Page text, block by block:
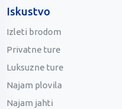
Iskustvo
Izleti brodom
Privatne ture
Luksuzne ture
Najam plovila
Najam jahti